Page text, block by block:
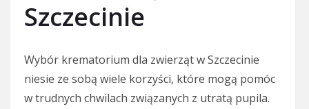
Szczecinie
Wybór krematorium dla zwierząt w Szczecinie
niesie ze sobą wiele korzyści, które mogą pomóc
w trudnych chwilach związanych z utratą pupila.